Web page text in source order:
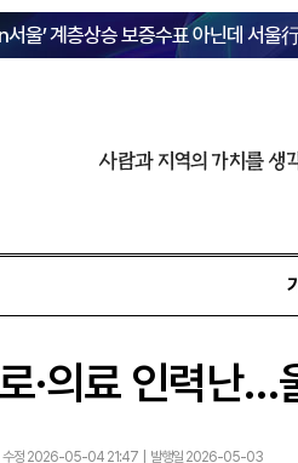
서울’ 계층상승 보증수표 아닌데 서울
사람과 지역의 가치를 생
·의료 인력난…
정 2026-05-04 21:47 | 발행일 2026-05-03